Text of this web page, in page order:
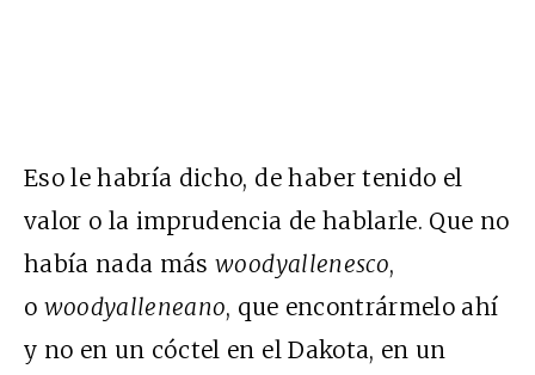
Eso le habría dicho, de haber tenido el
valor o la imprudencia de hablarle. Que no
había nada máswoodyallenesco,
o woodyalleneano, que encontrármelo ahí
y no en un cóctel en el Dakota, en un